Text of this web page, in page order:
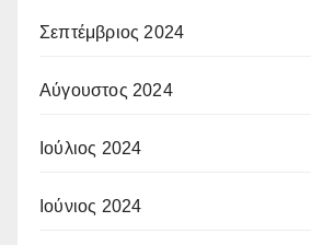
Σεπτέμβριος 2024
Αύγουστος 2024
Ιούλιος 2024
Ιούνιος 2024